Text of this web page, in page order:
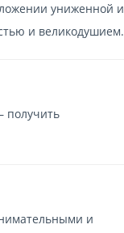
униженной и
и великодушием.
получить
и